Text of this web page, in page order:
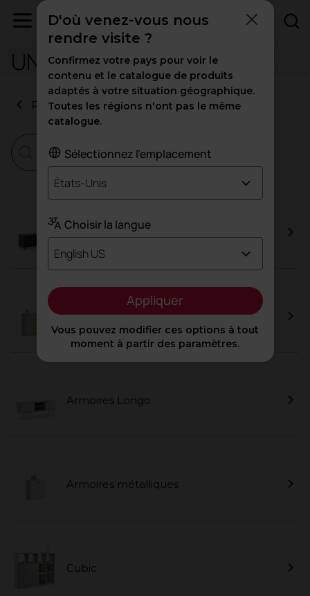
UNE-EN 14073-3:2005
Retour aux certificats
Armoire Arkitek
Armoires de bureau modulaires
Armoires Longo
Armoires métalliques
Cubic
D'où venez-vous nous
rendre visite ?
Confirmez votre pays pour voir le
contenu et le catalogue de produits
adaptés à votre situation géographique.
Toutes les régions n'ont pas le même
catalogue.
Sélectionnez l'emplacement
États-Unis
Choisir la langue
English US
Appliquer
Vous pouvez modifier ces options à tout
moment à partir des paramètres.